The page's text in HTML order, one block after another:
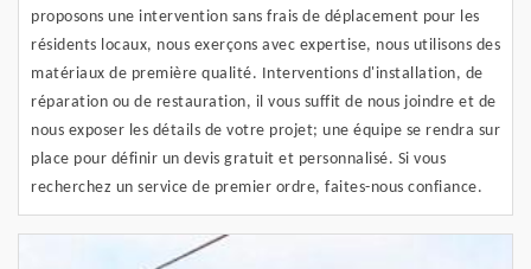
proposons une intervention sans frais de déplacement pour les
résidents locaux, nous exerçons avec expertise, nous utilisons des
matériaux de première qualité. Interventions d'installation, de
réparation ou de restauration, il vous suffit de nous joindre et de
nous exposer les détails de votre projet; une équipe se rendra sur
place pour définir un devis gratuit et personnalisé. Si vous
recherchez un service de premier ordre, faites-nous confiance.